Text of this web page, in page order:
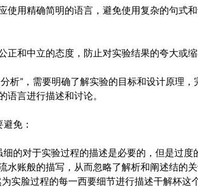
使用精确简明的语言，避免使用复杂的句式
正和中立的态度，防止对实验结果的夸大或缩
析”，需要明确了解实验的目标和设计原理
语言进行描述和讨论。
免：
细的对于实验过程的描述是必要的，但是过
水账般的描写，从而忽略了解析和阐述结的
实脸过程的每一西要细节进行描述干解杯这